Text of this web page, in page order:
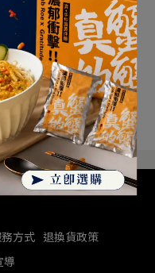
方式 退換貨政策
導